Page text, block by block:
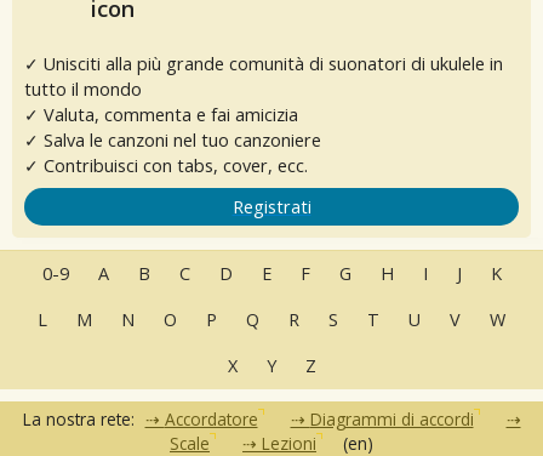
✓ Unisciti alla più grande comunità di suonatori di ukulele in
tutto il mondo
✓ Valuta, commenta e fai amicizia
✓ Salva le canzoni nel tuo canzoniere
✓ Contribuisci con tabs, cover, ecc.
Registrati
0-9 A B C D E F G H I J
K
L
M N O P Q R S T U V
W
X
Y Z
La nostra rete: Accordatore
Diagrammi di accordi
Scale
Lezioni (en)